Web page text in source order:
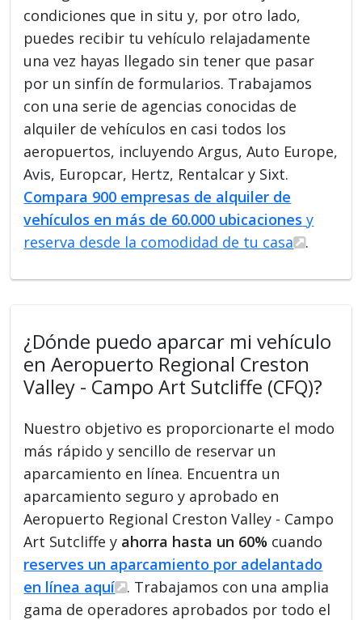
condiciones que in situ y, por otro lado,
puedes recibir tu vehículo relajadamente
una vez hayas llegado sin tener que pasar
por un sinfín de formularios. Trabajamos
con una serie de agencias conocidas de
alquiler de vehículos en casi todos los
aeropuertos, incluyendo Argus, Auto Europe,
Avis, Europcar, Hertz, Rentalcar y Sixt.
Compara 900 empresas de alquiler de
vehículos en más de 60.000 ubicaciones y
reserva desde la comodidad de tu casa
.
¿Dónde puedo aparcar mi vehículo
en Aeropuerto Regional Creston
Valley - Campo Art Sutcliffe (CFQ)?
Nuestro objetivo es proporcionarte el modo
más rápido y sencillo de reservar un
aparcamiento en línea. Encuentra un
aparcamiento seguro y aprobado en
Aeropuerto Regional Creston Valley - Campo
Art Sutcliffe y ahorra hasta un 60% cuando
reserves un aparcamiento por adelantado
en línea aquí
. Trabajamos con una amplia
gama de operadores aprobados por todo el